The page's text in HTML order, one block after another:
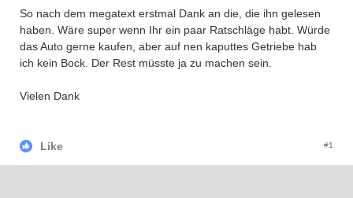
So nach dem megatext erstmal Dank an die, die ihn gelesen
haben. Wäre super wenn Ihr ein paar Ratschläge habt. Würde
das Auto gerne kaufen, aber auf nen kaputtes Getriebe hab
ich kein Bock. Der Rest müsste ja zu machen sein.
Vielen Dank
Like #1